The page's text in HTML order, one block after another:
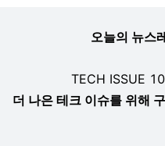
오늘의 뉴스
TECH ISSUE
더 나은 테크 이슈를 위해